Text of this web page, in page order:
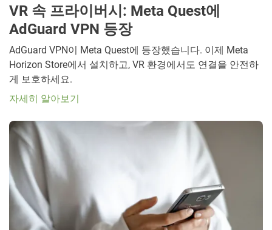
VR 속 프라이버시: Meta Quest에
AdGuard VPN 등장
AdGuard VPN이 Meta Quest에 등장했습니다. 이제 Meta
Horizon Store에서 설치하고, VR 환경에서도 연결을 안전하
게 보호하세요.
자세히 알아보기